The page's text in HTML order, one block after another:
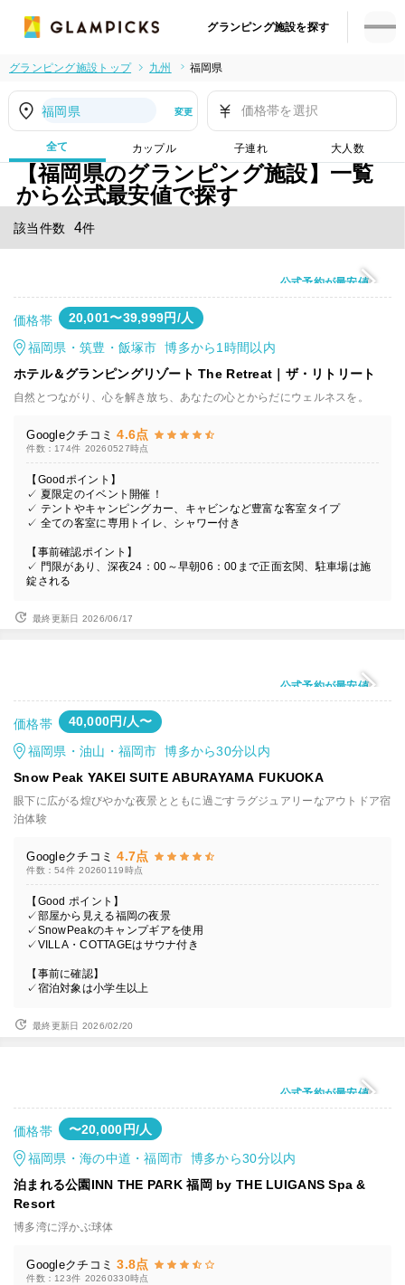
グランピング施設を探す
グランピング施設トップ 九州 福岡県
福岡県 変更 価格帯を選択
全て カップル 子連れ 大人数
【福岡県のグランピング施設】一覧
から公式最安値で探す
該当件数 4件
公式予約が最安値
価格帯 20,001〜39,999円/人
福岡県・筑豊・飯塚市 博多から1時間以内
ホテル＆グランピングリゾート The Retreat｜ザ・リトリート
自然とつながり、心を解き放ち、あなたの心とからだにウェルネスを。
Googleクチコミ 4.6点
件数：174件 20260527時点
【Goodポイント】
✓ 夏限定のイベント開催！
✓ テントやキャンピングカー、キャビンなど豊富な客室タイプ
✓ 全ての客室に専用トイレ、シャワー付き
【事前確認ポイント】
✓ 門限があり、深夜24：00～早朝06：00まで正面玄関、駐車場は施
錠される
最終更新日 2026/06/17
公式予約が最安値
価格帯 40,000円/人〜
福岡県・油山・福岡市 博多から30分以内
Snow Peak YAKEI SUITE ABURAYAMA FUKUOKA
眼下に広がる煌びやかな夜景とともに過ごすラグジュアリーなアウトドア宿
泊体験
Googleクチコミ 4.7点
件数：54件 20260119時点
【Good ポイント】
✓部屋から見える福岡の夜景
✓SnowPeakのキャンプギアを使用
✓VILLA・COTTAGEはサウナ付き
【事前に確認】
✓宿泊対象は小学生以上
最終更新日 2026/02/20
公式予約が最安値
価格帯 〜20,000円/人
福岡県・海の中道・福岡市 博多から30分以内
泊まれる公園INN THE PARK 福岡 by THE LUIGANS Spa &
Resort
博多湾に浮かぶ球体
Googleクチコミ 3.8点
件数：123件 20260330時点